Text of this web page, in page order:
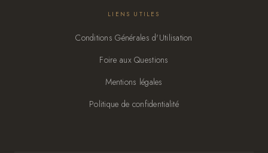
LIENS UTILES
Conditions Générales d'Utilisation
Foire aux Questions
Mentions légales
Politique de confidentialité